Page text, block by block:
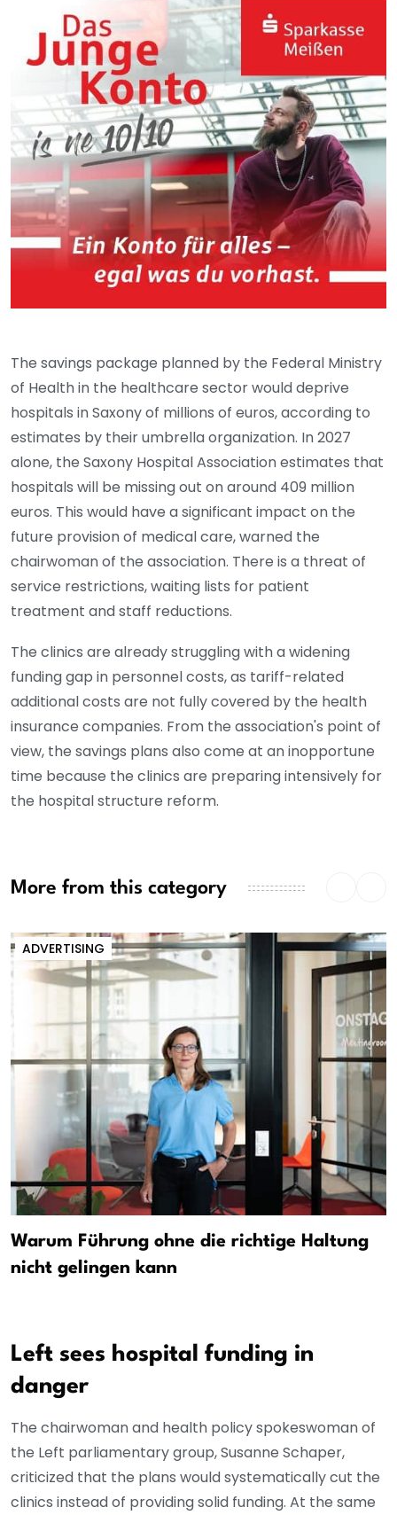
The savings package planned by the Federal Ministry
of Health in the healthcare sector would deprive
hospitals in Saxony of millions of euros, according to
estimates by their umbrella organization. In 2027
alone, the Saxony Hospital Association estimates that
hospitals will be missing out on around 409 million
euros. This would have a significant impact on the
future provision of medical care, warned the
chairwoman of the association. There is a threat of
service restrictions, waiting lists for patient
treatment and staff reductions.
The clinics are already struggling with a widening
funding gap in personnel costs, as tariff-related
additional costs are not fully covered by the health
insurance companies. From the association's point of
view, the savings plans also come at an inopportune
time because the clinics are preparing intensively for
the hospital structure reform.
More from this category
ADVERTISING
Warum Führung ohne die richtige Haltung
nicht gelingen kann
Left sees hospital funding in
danger
The chairwoman and health policy spokeswoman of
the Left parliamentary group, Susanne Schaper,
criticized that the plans would systematically cut the
clinics instead of providing solid funding. At the same